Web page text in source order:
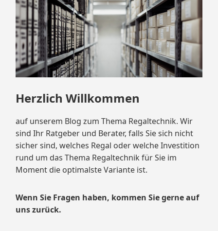
Herzlich Willkommen
auf unserem Blog zum Thema Regaltechnik. Wir
sind Ihr Ratgeber und Berater, falls Sie sich nicht
sicher sind, welches Regal oder welche Investition
rund um das Thema Regaltechnik für Sie im
Moment die optimalste Variante ist.
Wenn Sie Fragen haben, kommen Sie gerne auf
uns zurück.